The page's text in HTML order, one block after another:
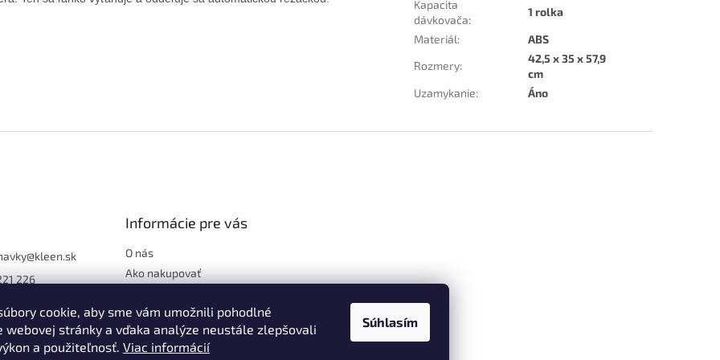
cookie, aby sme vám umožnili pohodlné
webovej stránky a vďaka analýze neustále zlepšovali
a použiteľnosť. Viac informácií
Súhlasím
Kapacita
dávkovača:
1 rolka
Materiál:
ABS
Rozmery:
42,5 x 35 x 57,9
cm
Uzamykanie: Áno
@kleen.sk
226
www.instagra
kleen.sk
Informácie pre vás
O nás
Ako nakupovať
Podmienky ochrany
osobných údajov